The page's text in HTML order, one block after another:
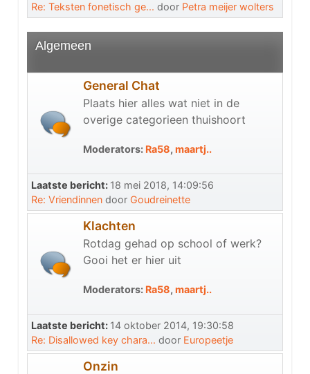
Re: Teksten fonetisch ge... door Petra meijer wolters
Algemeen
General Chat
Plaats hier alles wat niet in de
overige categorieen thuishoort
Moderators: Ra58, maartj..
Laatste bericht: 18 mei 2018, 14:09:56
Re: Vriendinnen door Goudreinette
Klachten
Rotdag gehad op school of werk?
Gooi het er hier uit
Moderators: Ra58, maartj..
Laatste bericht: 14 oktober 2014, 19:30:58
Re: Disallowed key chara... door Europeetje
Onzin